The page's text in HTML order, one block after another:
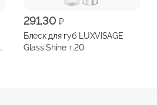
291,30 ₽
Блеск для губ LUXVISAGE
Glass Shine т.20